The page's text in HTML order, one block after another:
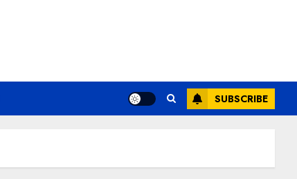
SUBSCRIBE